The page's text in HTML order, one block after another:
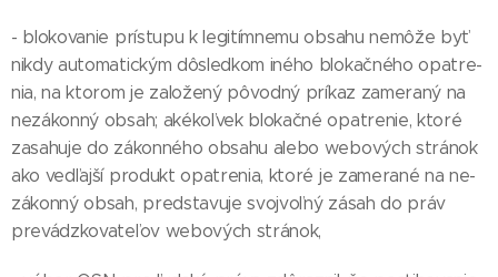
- blo­ko­va­nie prís­tu­pu k le­gi­tím­ne­mu ob­sa­hu ne­mô­že byť
nik­dy auto­ma­tic­kým dôs­led­kom iné­ho blo­kač­né­ho opat­re­
nia, na kto­rom je za­lo­že­ný pô­vod­ný prí­kaz za­me­ra­ný na
ne­zá­kon­ný ob­sah; aké­koľ­vek blo­kač­né opat­re­nie, kto­ré
za­sa­hu­je do zá­kon­né­ho ob­sa­hu ale­bo webo­vých strá­nok
ako ved­ľaj­ší pro­dukt opat­re­nia, kto­ré je za­me­ra­né na ne­
zá­kon­ný ob­sah, pred­sta­vu­je svoj­voľ­ný zá­sah do práv
pre­vádz­ko­va­te­ľov webo­vých strá­nok,